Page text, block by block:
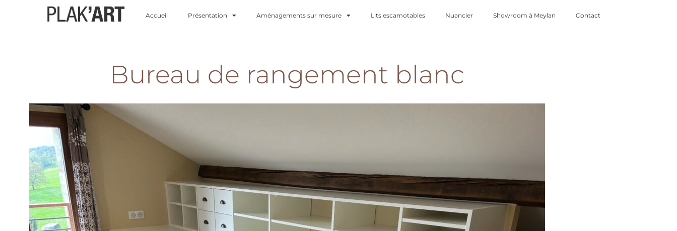
Accueil Présentation Aménagements sur mesure Lits escamotables Nuancier Showroom à Meylan Contact
Bureau de rangement blanc